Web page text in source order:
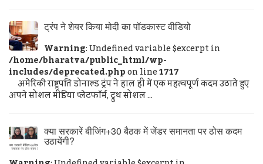
ट्रंप ने शेयर किया मोदी का पॉडकास्ट वीडियो
Warning: Undefined variable $excerpt in
/home/bharatva/public_html/wp-
includes/deprecated.phpon line1717
अमेरिकी राष्ट्रपति डोनाल्ड ट्रंप ने हाल ही में एक महत्वपूर्ण कदम उठाते हुए
अपने सोशल मीडिया प्लेटफॉर्म, ट्रुथ सोशल ...
क्या सरकारें बीजिंग+30 बैठक में जेंडर समानता पर ठोस कदम
उठायेंगी?